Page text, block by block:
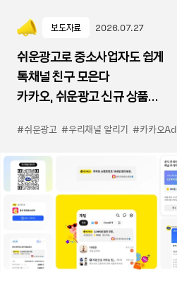
보도자료 2026.07.27
쉬운광고로 중소사업자도 쉽게
톡채널 친구 모은다
카카오, 쉬운광고 신규 상품
#쉬운광고 #우리채널 알리기 #카카오Ad